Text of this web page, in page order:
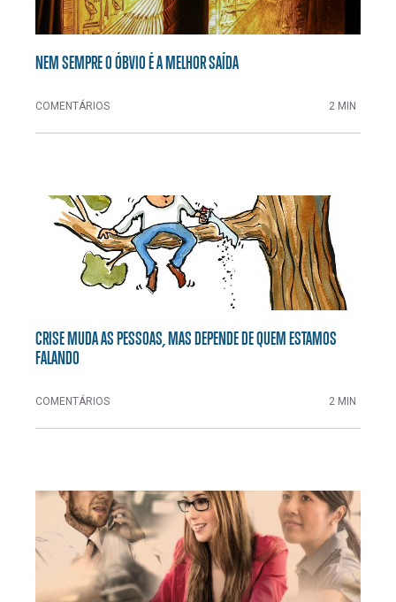
NEM SEMPRE O ÓBVIO É A MELHOR SAÍDA
COMENTÁRIOS 2 MIN
CRISE MUDA AS PESSOAS, MAS DEPENDE DE QUEM ESTAMOS
FALANDO
COMENTÁRIOS 2 MIN